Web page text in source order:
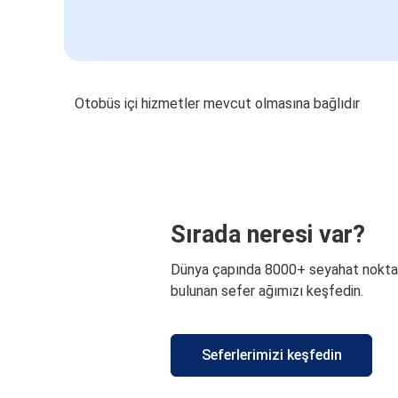
Otobüs içi hizmetler mevcut olmasına bağlıdır
Sırada neresi var?
Dünya çapında 8000+ seyahat
bulunan sefer ağımızı keşfedin.
Seferlerimizi keşfedin